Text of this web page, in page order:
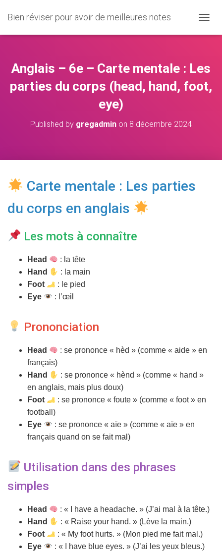
Bien réviser pour avoir de meilleures notes
U
R
/
F
Anglais – 6e – Carte mentale : Les
parties du corps (head, hand, foot,
eye)
Published by gregadmin on 8 décembre 2024
Carte mentale : Les parties
du corps en anglais
Les mots à connaître
Head
: la tête
Hand
: la main
Foot
: le pied
Eye
: l’œil
Prononciation
Head
: se prononce « hèd » (comme « aide » en
français)
Hand
: se prononce « hènd » (comme « hand »
en anglais, mais plus doux)
Foot
: se prononce « foute » (comme « foot » en
football)
Eye
: se prononce « aïe » (comme « aïe » en
français quand on se fait mal)
Utilisation dans des phrases
simples
Head
: « I have a headache. » (J’ai mal à la tête.)
Hand
: « Raise your hand. » (Lève la main.)
Foot
: « My foot hurts. » (Mon pied me fait mal.)
Eye
: « I have blue eyes. » (J’ai les yeux bleus.)